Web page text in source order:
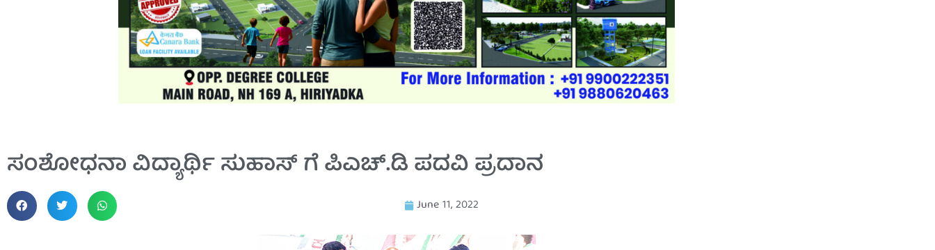
ಸಂಶೋಧನಾ ವಿದ್ಯಾರ್ಥಿ ಸುಹಾಸ್ ಗೆ ಪಿಎಚ್.ಡಿ ಪದವಿ ಪ್ರದಾನ
June 11, 2022